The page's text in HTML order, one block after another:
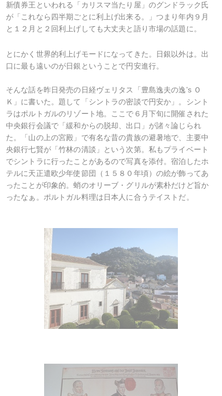
新債券王といわれる「カリスマ当たり屋」のグンドラック氏
が「これなら四半期ごとに利上げ出来る。」つまり年内９月
と１２月と２回利上げしても大丈夫と語り市場の話題に。
とにかく世界的利上げモードになってきた。日銀以外は。出
口に最も遠いのが日銀ということで円安進行。
そんな話を昨日発売の日経ヴェリタス「豊島逸夫の逸's Ｏ
Ｋ」に書いた。題して「シントラの密談で円安か」。シント
ラはポルトガルのリゾート地。ここで６月下旬に開催された
中央銀行会議で「緩和からの脱却、出口」が諸々論じられ
た。「山の上の宮殿」で有名な昔の貴族の避暑地で、主要中
央銀行七賢が「竹林の清談」という次第。私もプライベート
でシントラに行ったことがあるので写真を添付。宿泊したホ
テルに天正遣欧少年使節団（１５８０年頃）の絵が飾ってあ
ったことが印象的。蛸のオリーブ・グリルが素朴だけど旨か
ったなぁ。ポルトガル料理は日本人に合うテイストだ。